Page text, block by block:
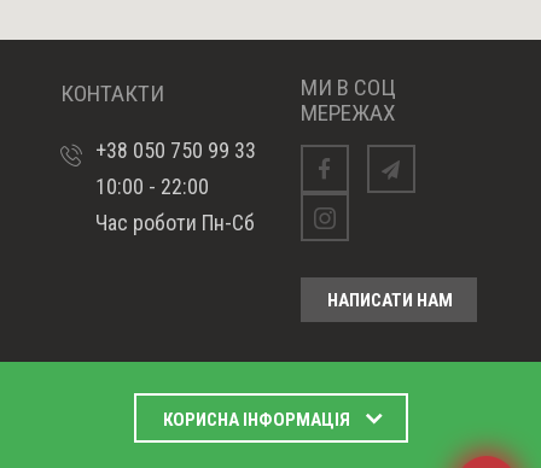
КОНТАКТИ
+38 050 750 99 33
10:00 - 22:00
Час роботи Пн-Сб
МИ В СОЦ
МЕРЕЖАХ
Facebooktelegram
Instagram
НАПИСАТИ НАМ
КОРИСНА ІНФОРМАЦІЯ